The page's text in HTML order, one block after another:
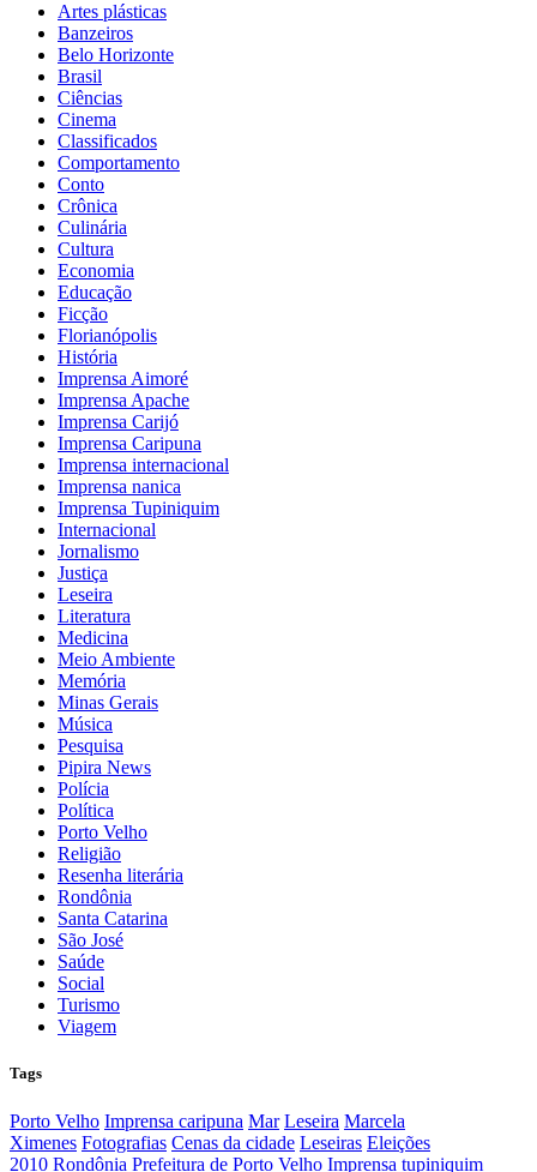
Artes plásticas
Banzeiros
Belo Horizonte
Brasil
Ciências
Cinema
Classificados
Comportamento
Conto
Crônica
Culinária
Cultura
Economia
Educação
Ficção
Florianópolis
História
Imprensa Aimoré
Imprensa Apache
Imprensa Carijó
Imprensa Caripuna
Imprensa internacional
Imprensa nanica
Imprensa Tupiniquim
Internacional
Jornalismo
Justiça
Leseira
Literatura
Medicina
Meio Ambiente
Memória
Minas Gerais
Música
Pesquisa
Pipira News
Polícia
Política
Porto Velho
Religião
Resenha literária
Rondônia
Santa Catarina
São José
Saúde
Social
Turismo
Viagem
Tags
Porto Velho Imprensa caripuna Mar Leseira Marcela
Ximenes Fotografias Cenas da cidade Leseiras Eleições
2010 Rondônia Prefeitura de Porto Velho Imprensa tupiniquim